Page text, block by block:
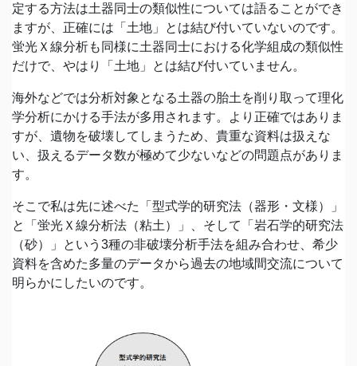
定する方法は土器同士の類似性については語ることができ
ますが、正確には「土地」とは結び付いていないのです。
蛍光Ｘ線分析も同様に土器同士における化学組成の類似性
だけで、やはり「土地」とは結び付いていません。
海外などでは分析対象となる土器の胎土を削り取って理化
学分析にかける手法が多用されます。より正確ではありま
すが、遺物を破壊してしまうため、貴重な資料は扱えな
い、扱えるデータ数が極めて少ないなどの問題点がありま
す。
そこで私は先に述べた「型式学的研究法（器形・文様）」
と「蛍光Ｘ線分析法（粘土）」、そして「岩石学的研究法
（砂）」という3種の非破壊分析手法を組み合わせ、希少
資料を含めた多量のデータから過去の地域間交流について
明らかにしたいのです。